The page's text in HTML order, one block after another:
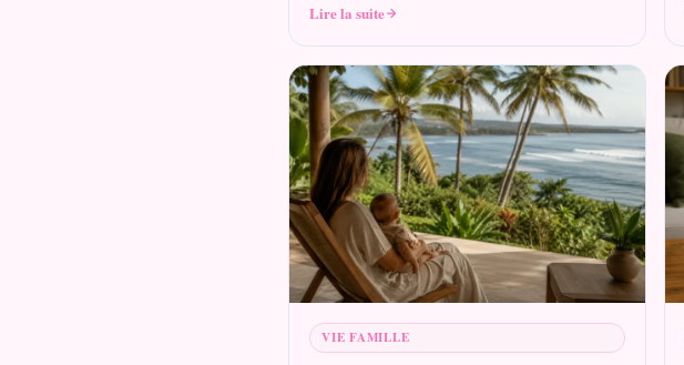
Lire la suite
VIE FAMILLE